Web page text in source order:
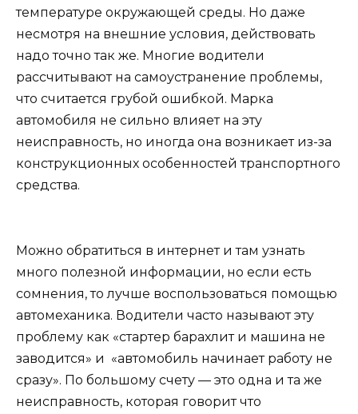
температуре окружающей среды. Но даже
несмотря на внешние условия, действовать
надо точно так же. Многие водители
рассчитывают на самоустранение проблемы,
что считается грубой ошибкой. Марка
автомобиля не сильно влияет на эту
неисправность, но иногда она возникает из-за
конструкционных особенностей транспортного
средства.
Можно обратиться в интернет и там узнать
много полезной информации, но если есть
сомнения, то лучше воспользоваться помощью
автомеханика. Водители часто называют эту
проблему как «стартер барахлит и машина не
заводится» и «автомобиль начинает работу не
сразу». По большому счету — это одна и та же
неисправность, которая говорит что